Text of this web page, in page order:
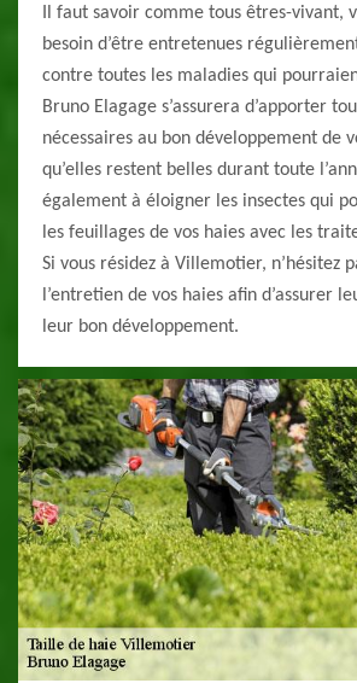
Il faut savoir comme tous êtres-vivant,
besoin d’être entretenues
contre toutes les maladies qui
Bruno Elagage s’assurera d’apporter
nécessaires au bon développement de
qu’elles restent belles durant toute
également à éloigner les insectes qui
les feuillages de vos haies avec les
Si vous résidez à Villemotier, n’hésitez
l’entretien de vos haies afin d’assurer
leur bon développement.